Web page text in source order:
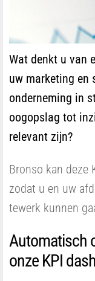
Wat denkt u van
uw marketing en
onderneming in
oogopslag tot
relevant zijn?
Bronso kan deze
zodat u en uw
tewerk kunnen
Automatisch
onze KPI